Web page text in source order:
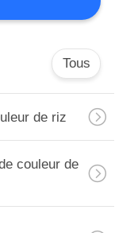
12
Tous
de riz
couleur de